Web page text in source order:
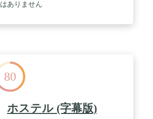
ありません
80
ホステル (字幕版)